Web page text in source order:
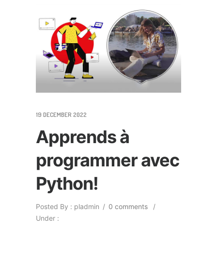
19 DECEMBER 2022
Apprends à
programmer avec
Python!
Posted By : pladmin / 0 comments
/
Under :